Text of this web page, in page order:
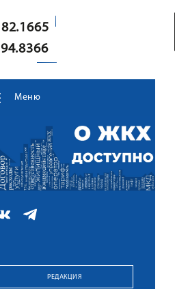
82.1665
94.8366
Меню
РЕДАКЦИЯ